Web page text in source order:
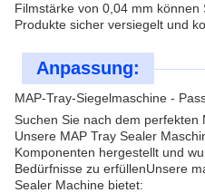
Filmstärke von 0,04 mm
Produkte sicher versiegelt und
Anpassung:
MAP-Tray-Siegelmaschine -
Suchen Sie nach dem perfekten
Unsere MAP Tray Sealer
Komponenten hergestellt und
Bedürfnisse zu erfüllenUnsere
Sealer Machine bietet: